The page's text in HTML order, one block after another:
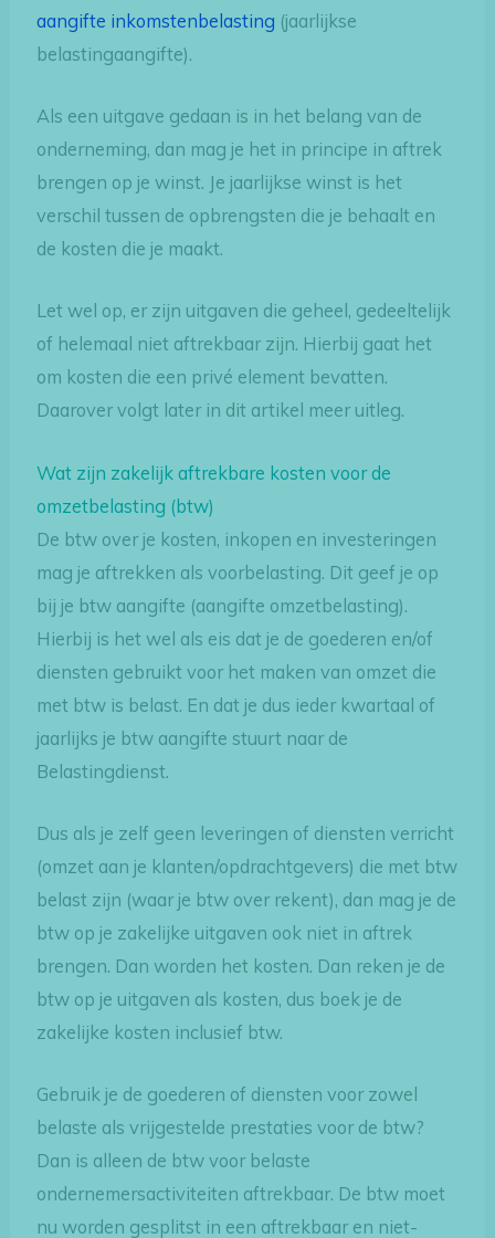
aangifte inkomstenbelasting (jaarlijkse
belastingaangifte).
Als een uitgave gedaan is in het belang van de
onderneming, dan mag je het in principe in aftrek
brengen op je winst. Je jaarlijkse winst is het
verschil tussen de opbrengsten die je behaalt en
de kosten die je maakt.
Let wel op, er zijn uitgaven die geheel, gedeeltelijk
of helemaal niet aftrekbaar zijn. Hierbij gaat het
om kosten die een privé element bevatten.
Daarover volgt later in dit artikel meer uitleg.
Wat zijn zakelijk aftrekbare kosten voor de
omzetbelasting (btw)
De btw over je kosten, inkopen en investeringen
mag je aftrekken als voorbelasting. Dit geef je op
bij je btw aangifte (aangifte omzetbelasting).
Hierbij is het wel als eis dat je de goederen en/of
diensten gebruikt voor het maken van omzet die
met btw is belast. En dat je dus ieder kwartaal of
jaarlijks je btw aangifte stuurt naar de
Belastingdienst.
Dus als je zelf geen leveringen of diensten verricht
(omzet aan je klanten/opdrachtgevers) die met btw
belast zijn (waar je btw over rekent), dan mag je de
btw op je zakelijke uitgaven ook niet in aftrek
brengen. Dan worden het kosten. Dan reken je de
btw op je uitgaven als kosten, dus boek je de
zakelijke kosten inclusief btw.
Gebruik je de goederen of diensten voor zowel
belaste als vrijgestelde prestaties voor de btw?
Dan is alleen de btw voor belaste
ondernemersactiviteiten aftrekbaar. De btw moet
nu worden gesplitst in een aftrekbaar en niet-